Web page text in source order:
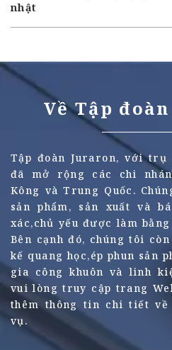
nhật
Về Tập đoàn
Tập đoàn Juraron, với trụ
đã mở rộng các chi
Kông và Trung Quốc.
sản phẩm, sản xuất và
xác,chủ yếu được làm
Bên cạnh đó, chúng tôi
kế quang học,ép phun sản
gia công khuôn và linh
vui lòng truy cập trang
thêm thông tin chi tiết về
vụ.